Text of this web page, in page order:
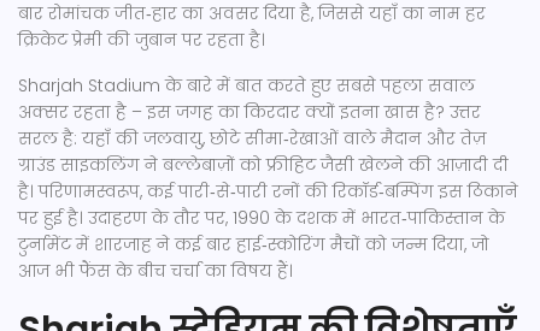
बार रोमांचक जीत‑हार का अवसर दिया है, जिससे यहाँ का नाम हर
क्रिकेट प्रेमी की जुबान पर रहता है।
Sharjah Stadium के बारे में बात करते हुए सबसे पहला सवाल
अक्सर रहता है – इस जगह का किरदार क्यों इतना खास है? उत्तर
सरल है: यहाँ की जलवायु, छोटे सीमा‑रेखाओं वाले मैदान और तेज़
ग्राउंड साइकलिंग ने बल्लेबाज़ों को फ्रीहिट जैसी खेलने की आज़ादी दी
है। परिणामस्वरूप, कई पारी‑से‑पारी रनों की रिकॉर्ड‑बम्पिंग इस ठिकाने
पर हुई है। उदाहरण के तौर पर, 1990 के दशक में भारत‑पाकिस्तान के
टुर्नामेंट में शारजाह ने कई बार हाई‑स्कोरिंग मैचों को जन्म दिया, जो
आज भी फैंस के बीच चर्चा का विषय हैं।